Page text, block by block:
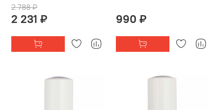
2 788 ₽
2 231 ₽ 990 ₽